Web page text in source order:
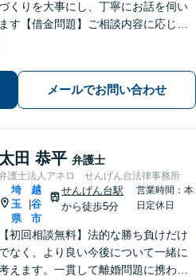
くりを大事にし、丁寧にお話を伺い
ます【借金問題】ご相談内容に応じて
勤務経験を活かし、相談者さま目線に
立った的確なアドバイスを【初回相談
料】
メールでお問い合わせ
太田 恭平 弁護士
護士法人アネロ せんげん台法律事務所
埼
玉
県
|
越
谷
市
せんげん台駅
から徒歩5分
営業時間：本
日定休日
【初回相談無料】法的な勝ち負けだけ
でなく、より良い今後について一緒に
えます。一貫して離婚問題に携わり